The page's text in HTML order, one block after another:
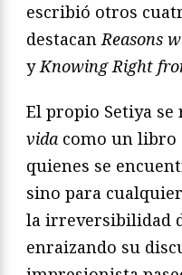
escribió otros
destacanReasons
yKnowing Right
El propio Setiya
vida como un libro
quienes se
sino para
la irreversibilidad
enraizando su